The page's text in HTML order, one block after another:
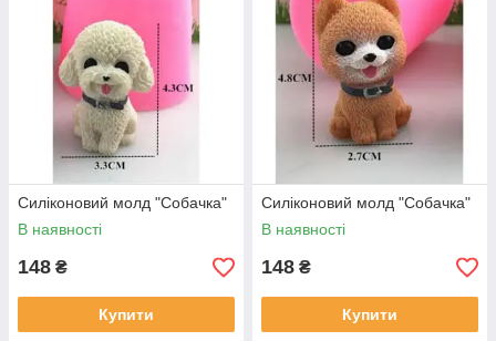
Силіконовий молд "Собачка"
В наявності
148 ₴
Купити
Силіконовий молд "Собачка"
В наявності
148 ₴
Купити